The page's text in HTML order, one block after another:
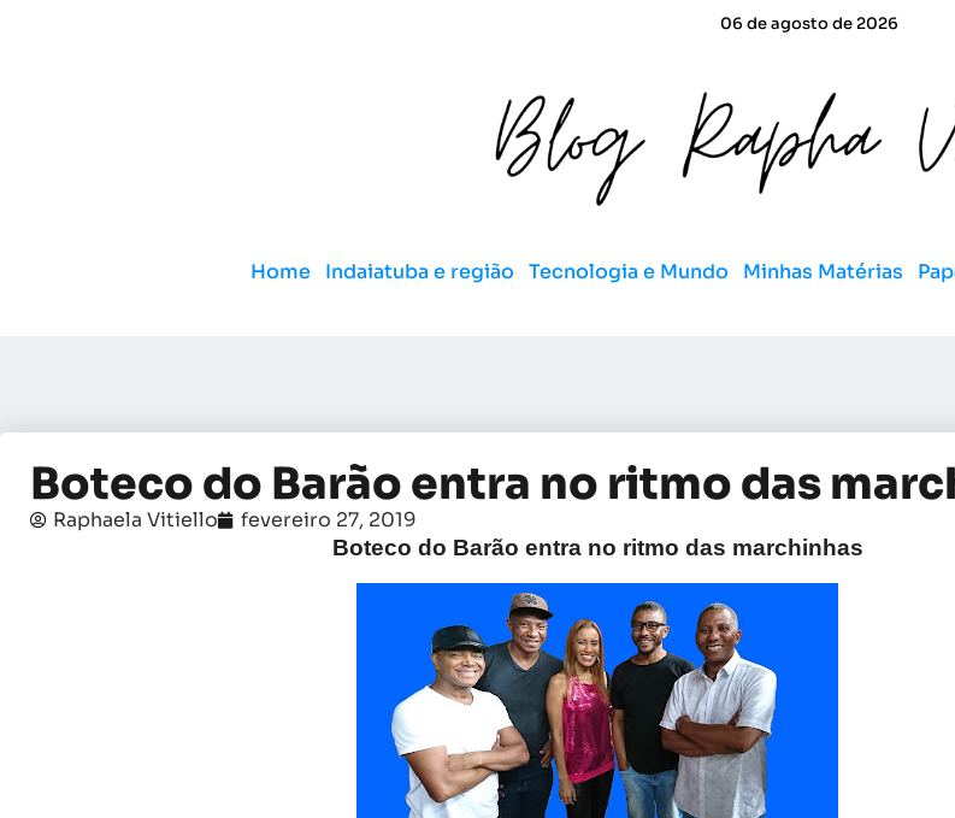
06 de agosto de 2026
Home Indaiatuba e região Tecnologia e Mundo Minhas Matérias
Boteco do Barão entra no ritmo das
Raphaela Vitiello
fevereiro 27, 2019
Boteco do Barão entra no ritmo das marchinhas